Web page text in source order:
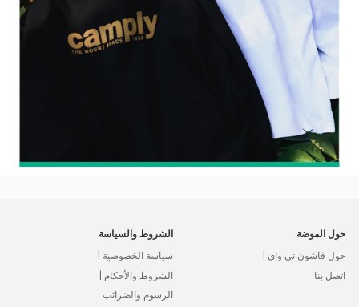
حول الموضة
حول فاشون تي واي |
اتصل بنا
الشروط والسياسة
سياسة الخصوصية |
الشروط والأحكام |
الرسوم والضرائب